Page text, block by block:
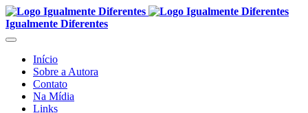
Igualmente Diferentes
Início
Sobre a Autora
Contato
Na Mídia
Links